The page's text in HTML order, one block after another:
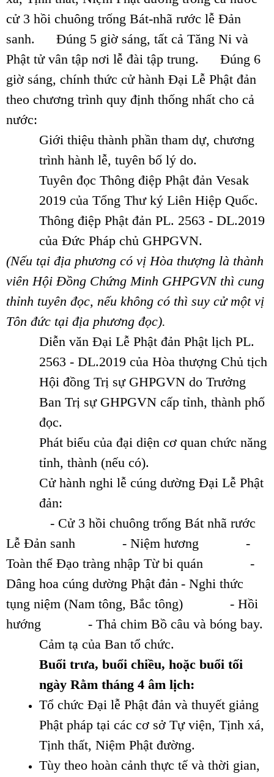
cử 3 hồi chuông trống Bát-nhã rước lễ Đản
sanh.
Đúng 5 giờ sáng, tất cả Tăng Ni và
Phật tử vân tập nơi lễ đài tập trung.
Đúng 6
giờ sáng, chính thức cử hành Đại Lễ Phật đản
theo chương trình quy định thống nhất cho cả
nước:
Giới thiệu thành phần tham dự, chương
trình hành lễ, tuyên bố lý do.
Tuyên đọc Thông điệp Phật đản Vesak
2019 của Tổng Thư ký Liên Hiệp Quốc.
Thông điệp Phật đản PL. 2563 - DL.2019
của Đức Pháp chủ GHPGVN.
(Nếu tại địa phương có vị Hòa thượng là thành
viên Hội Đồng Chứng Minh GHPGVN thì cung
thỉnh tuyên đọc, nếu không có thì suy cử một vị
Tôn đức tại địa phương đọc).
Diễn văn Đại Lễ Phật đản Phật lịch PL.
2563 - DL.2019 của Hòa thượng Chủ tịch
Hội đồng Trị sự GHPGVN do Trưởng
Ban Trị sự GHPGVN cấp tỉnh, thành phố
đọc.
Phát biểu của đại diện cơ quan chức năng
tỉnh, thành (nếu có).
Cử hành nghi lễ cúng dường Đại Lễ Phật
đản:
- Cử 3 hồi chuông trống Bát nhã rước
Lễ Đản sanh
- Niệm hương
-
Toàn thể Đạo tràng nhập Từ bi quán
-
Dâng hoa cúng dường Phật đản - Nghi thức
tụng niệm (Nam tông, Bắc tông)
- Hồi
hướng
- Thả chim Bồ câu và bóng bay.
Cảm tạ của Ban tổ chức.
Buổi trưa, buổi chiều, hoặc buổi tối
ngày Rằm tháng 4 âm lịch:
Tổ chức Đại lễ Phật đản và thuyết giảng
Phật pháp tại các cơ sở Tự viện, Tịnh xá,
Tịnh thất, Niệm Phật đường.
Tùy theo hoàn cảnh thực tế và thời gian,